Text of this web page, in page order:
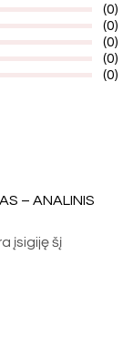
(0)
(0)
(0)
(0)
(0)
– ANALINIS
įsigiję šį